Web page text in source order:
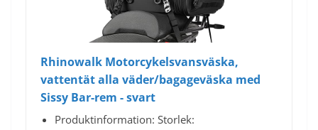
Rhinowalk Motorcykelsvansväska,
vattentät alla väder/bagageväska med
Sissy Bar-rem - svart
Produktinformation: Storlek: